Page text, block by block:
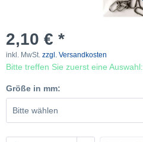
2,10 € *
inkl. MwSt. zzgl. Versandkosten
Bitte treffen Sie zuerst eine Auswahl:
Größe in mm: